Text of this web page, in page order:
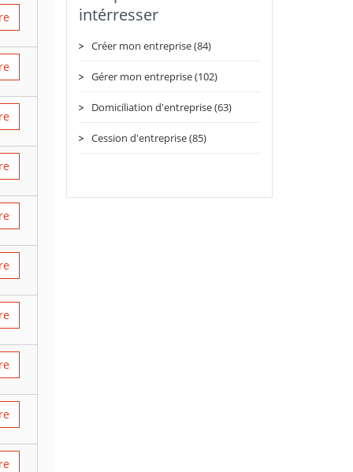
intérresser
Créer mon entreprise (84)
Gérer mon entreprise (102)
Domiciliation d'entreprise (63)
Cession d'entreprise (85)